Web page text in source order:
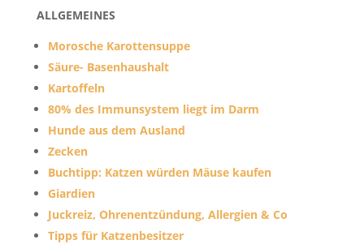
ALLGEMEINES
Morosche Karottensuppe
Säure- Basenhaushalt
Kartoffeln
80% des Immunsystem liegt im Darm
Hunde aus dem Ausland
Zecken
Buchtipp: Katzen würden Mäuse kaufen
Giardien
Juckreiz, Ohrenentzündung, Allergien & Co
Tipps für Katzenbesitzer